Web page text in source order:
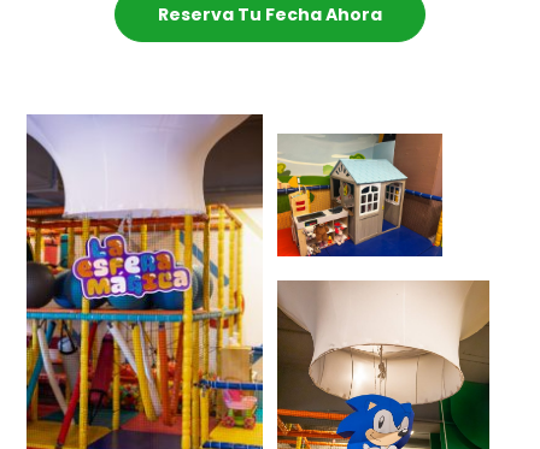
Reserva Tu Fecha Ahora